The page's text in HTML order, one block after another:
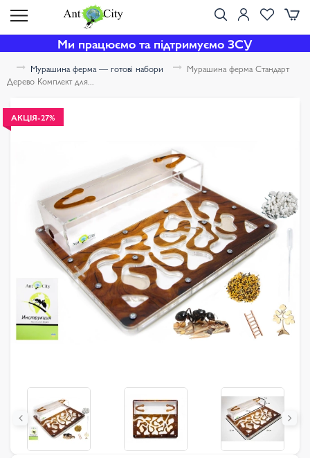
Ми працюємо та підтримуємо ЗСУ
Мурашина ферма — готові набори
Мурашина ферма Стандарт
Дерево Комплект для...
АКЦІЯ-27%